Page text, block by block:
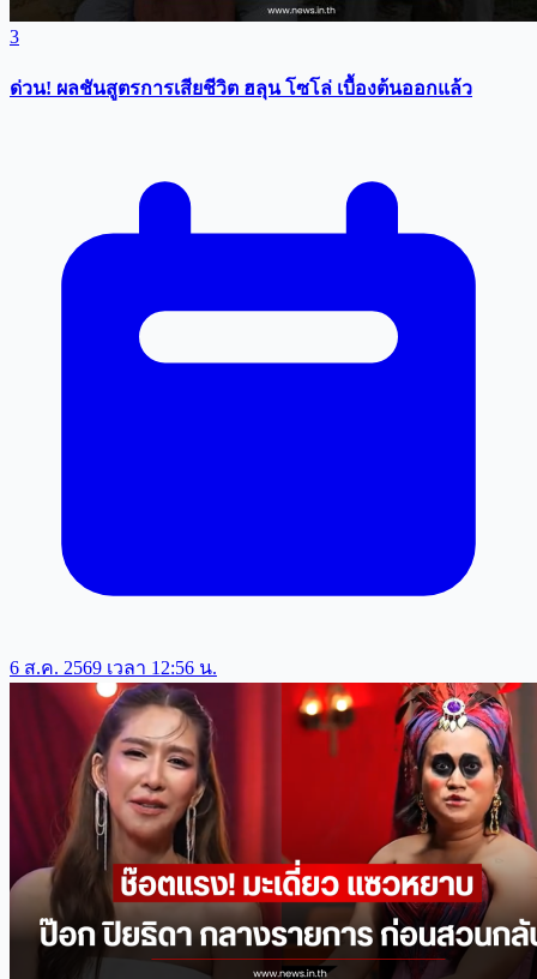
3
ด่วน! ผลชันสูตรการเสียชีวิต ฮลุน โซโล่ เบื้องต้นออกแล้ว
6 ส.ค. 2569 เวลา 12:56 น.